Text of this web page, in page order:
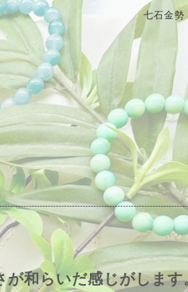
七石金勢
が和らいだ感じがします